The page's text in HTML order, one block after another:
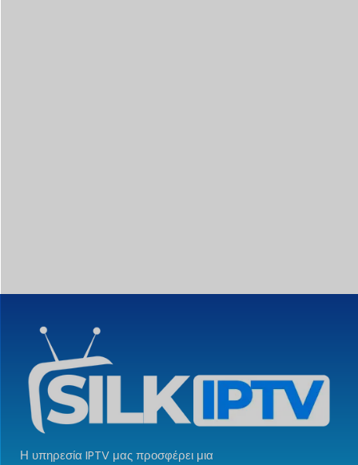
Η υπηρεσία IPTV μας προσφέρει μια